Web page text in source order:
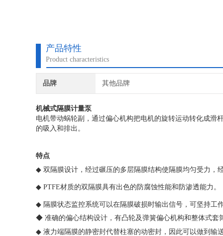
产品特性
Product characteristics
品牌 其他品牌
机械式隔膜计量泵
电机带动蜗轮副，通过偏心机构把电机的旋转运动转化成滑
的吸入和排出。
特点
◆ 双隔膜设计，经过碾压的多层隔膜结构使隔膜均匀受力，
◆ PTFE材质的双隔膜具有出色的防腐蚀性能和防渗透能力。
◆ 隔膜状态监控系统可以在隔膜破损时输出信号，可坚持
◆ 准确的偏心结构设计，有凸轮及弹簧偏心机构和整体式套
◆ 液力端隔膜的静密封代替柱塞的动密封，因此可以做到输